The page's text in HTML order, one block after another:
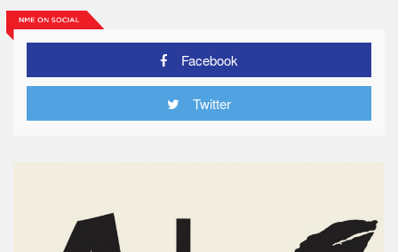
Facebook
Twitter